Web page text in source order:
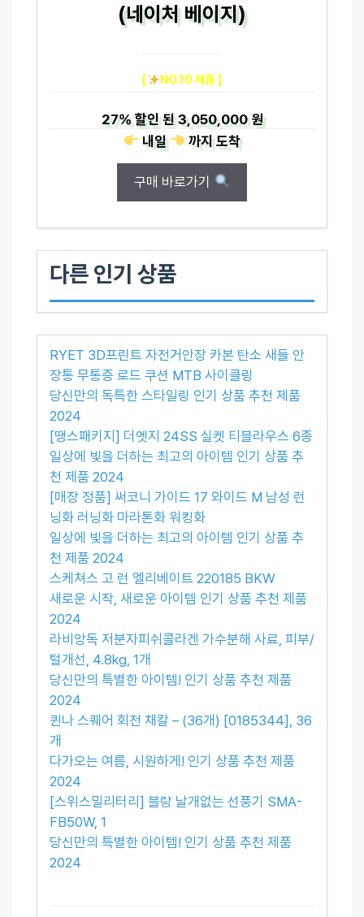
(네이처 베이지)
[ NO.10 제품 ]
27%할인 된3,050,000 원
내일
까지도착
구매 바로가기
다른 인기 상품
RYET 3D프린트 자전거안장 카본 탄소 새들 안
장통 무통증 로드 쿠션 MTB 사이클링
당신만의 독특한 스타일링 인기 상품 추천 제품
2024
[땡스패키지] 더엣지 24SS 실켓 티블라우스 6종
일상에 빛을 더하는 최고의 아이템 인기 상품 추
천 제품 2024
[매장 정품] 써코니 가이드 17 와이드 M 남성 런
닝화 러닝화 마라톤화 워킹화
일상에 빛을 더하는 최고의 아이템 인기 상품 추
천 제품 2024
스케쳐스 고 런 엘리베이트 220185 BKW
새로운 시작, 새로운 아이템 인기 상품 추천 제품
2024
라비앙독 저분자피쉬콜라겐 가수분해 사료, 피부/
털개선, 4.8kg, 1개
당신만의 특별한 아이템! 인기 상품 추천 제품
2024
퀸나 스퀘어 회전 채칼 – (36개) [0185344], 36
개
다가오는 여름, 시원하게! 인기 상품 추천 제품
2024
[스위스밀리터리] 블랑 날개없는 선풍기 SMA-
FB50W, 1
당신만의 특별한 아이템! 인기 상품 추천 제품
2024